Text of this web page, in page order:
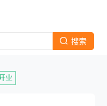
搜索
业